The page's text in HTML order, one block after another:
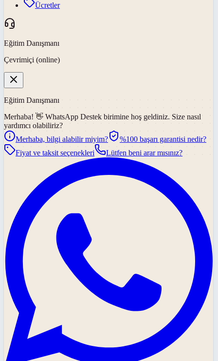
Ücretler
Eğitim Danışmanı
Çevrimiçi (online)
Eğitim Danışmanı
Merhaba! 👋 WhatsApp Destek birimine hoş geldiniz. Size nasıl
yardımcı olabiliriz?
Merhaba, bilgi alabilir miyim?
%100 başarı garantisi nedir?
Fiyat ve taksit seçenekleri
Lütfen beni arar mısınız?